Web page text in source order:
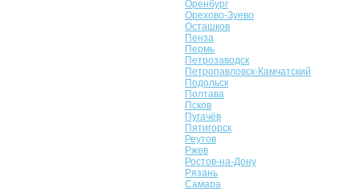
Оренбург
Орехово-Зуево
Осташков
Пенза
Пермь
Петрозаводск
Петропавловск-Камчатский
Подольск
Полтава
Псков
Пугачёв
Пятигорск
Реутов
Ржев
Ростов-на-Дону
Рязань
Самара